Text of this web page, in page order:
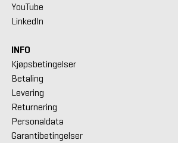
YouTube
LinkedIn
INFO
Kjøpsbetingelser
Betaling
Levering
Returnering
Personaldata
Garantibetingelser